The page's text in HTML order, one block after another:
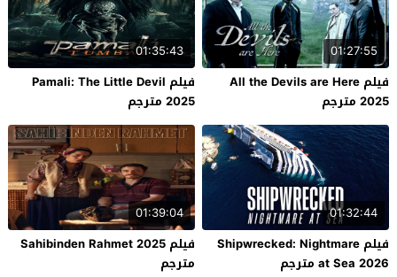
01:27:55
فيلم All the Devils are Here
2025 مترجم
01:35:43
فيلم Pamali: The Little Devil
2025 مترجم
01:32:44
فيلم Shipwrecked: Nightmare
at Sea 2026 مترجم
01:39:04
فيلم Sahibinden Rahmet 2025
مترجم